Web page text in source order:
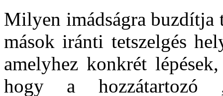
Milyen imádságra buzdítja
mások iránti tetszelgés
amelyhez konkrét
hogy a hozzátartozó